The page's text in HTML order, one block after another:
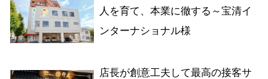
人を育て、本業に徹する～宝清イ
ンターナショナル様
店長が創意工夫して最高の接客サ